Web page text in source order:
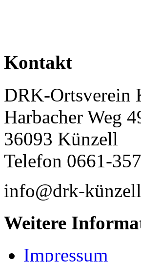
Kontakt
DRK-Ortsverein
Harbacher Weg
36093 Künzell
Telefon 0661-
info@drk-
Weitere
Impressum